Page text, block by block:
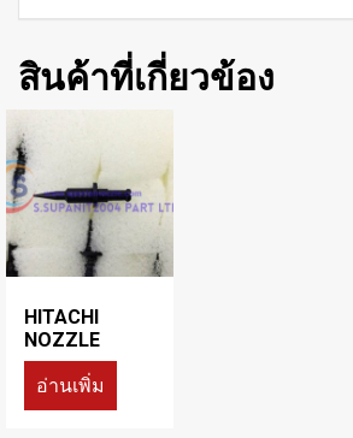
สินค้าที่เกี่ยวข้อง
HITACHI
NOZZLE
อ่านเพิ่ม